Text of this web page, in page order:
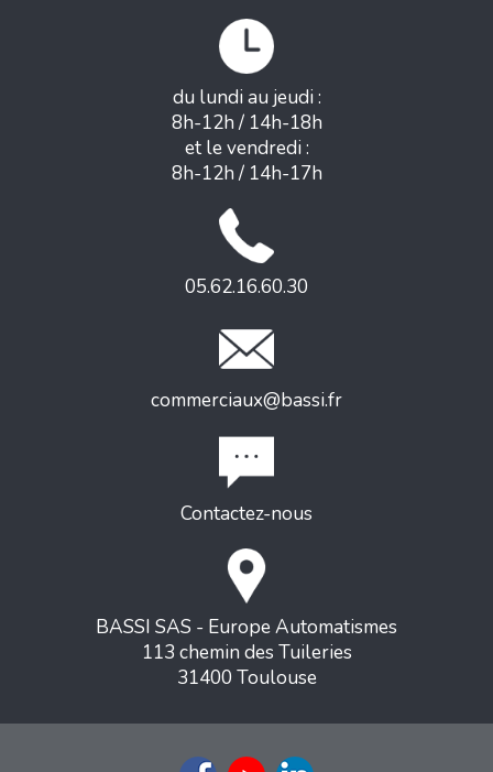
du lundi au jeudi :
8h-12h / 14h-18h
et le vendredi :
8h-12h / 14h-17h
05.62.16.60.30
commerciaux@bassi.fr
Contactez-nous
BASSI SAS - Europe Automatismes
113 chemin des Tuileries
31400 Toulouse